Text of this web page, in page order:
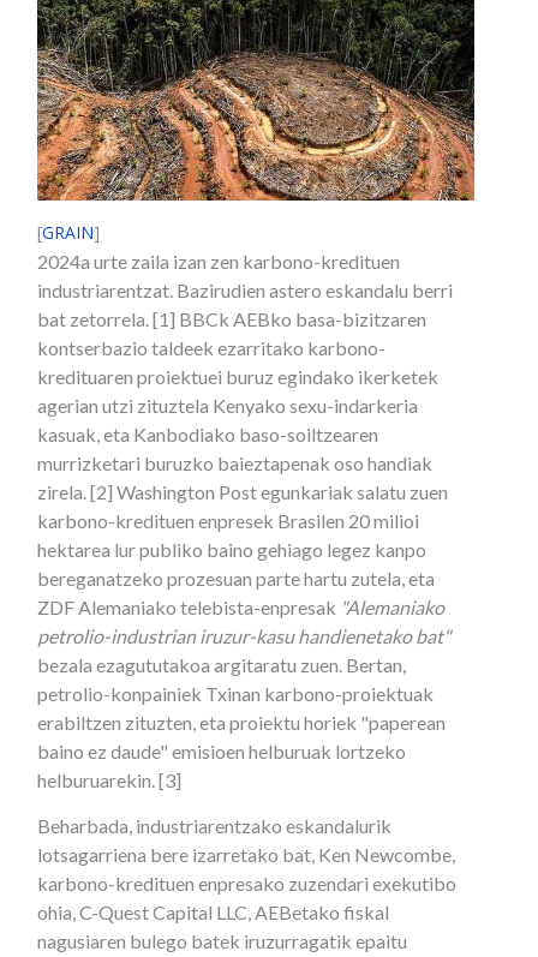
[GRAIN]
2024a urte zaila izan zen karbono-kredituen
industriarentzat. Bazirudien astero eskandalu berri
bat zetorrela. [1] BBCk AEBko basa-bizitzaren
kontserbazio taldeek ezarritako karbono-
kredituaren proiektuei buruz egindako ikerketek
agerian utzi zituztela Kenyako sexu-indarkeria
kasuak, eta Kanbodiako baso-soiltzearen
murrizketari buruzko baieztapenak oso handiak
zirela. [2] Washington Post egunkariak salatu zuen
karbono-kredituen enpresek Brasilen 20 milioi
hektarea lur publiko baino gehiago legez kanpo
bereganatzeko prozesuan parte hartu zutela, eta
ZDF Alemaniako telebista-enpresak "Alemaniako
petrolio-industrian iruzur-kasu handienetako bat"
bezala ezagututakoa argitaratu zuen. Bertan,
petrolio-konpainiek Txinan karbono-proiektuak
erabiltzen zituzten, eta proiektu horiek "paperean
baino ez daude" emisioen helburuak lortzeko
helburuarekin. [3]
Beharbada, industriarentzako eskandalurik
lotsagarriena bere izarretako bat, Ken Newcombe,
karbono-kredituen enpresako zuzendari exekutibo
ohia, C-Quest Capital LLC, AEBetako fiskal
nagusiaren bulego batek iruzurragatik epaitu